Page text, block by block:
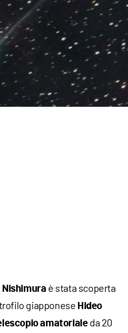
Nishimura è stata scoperta
giapponese Hideo
amatorialeda 20